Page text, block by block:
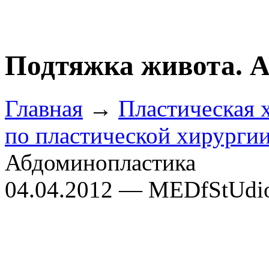
Подтяжка живота.
Главная → Пластическая
по пластической
Абдоминопластика
04.04.2012 —